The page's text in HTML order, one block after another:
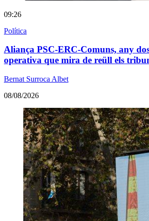
09:26
Política
Aliança PSC-ERC-Comuns, any
operativa que mira de reüll els
Bernat Surroca Albet
08/08/2026